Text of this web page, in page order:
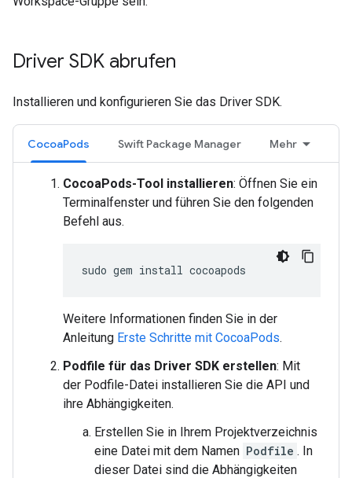
Driver SDK abrufen
Installieren und konfigurieren Sie das Driver SDK.
CocoaPods Swift Package Manager Mehr
CocoaPods-Tool installieren: Öffnen Sie ein
Terminalfenster und führen Sie den folgenden
Befehl aus.
sudo gem install
Weitere Informationen finden Sie in der
Anleitung Erste Schritte mit CocoaPods.
Podfile für das Driver SDK erstellen: Mit
der Podfile-Datei installieren Sie die API und
ihre Abhängigkeiten.
Erstellen Sie in Ihrem Projektverzeichnis
eine Datei mit dem Namen Podfile . In
dieser Datei sind die Abhängigkeiten